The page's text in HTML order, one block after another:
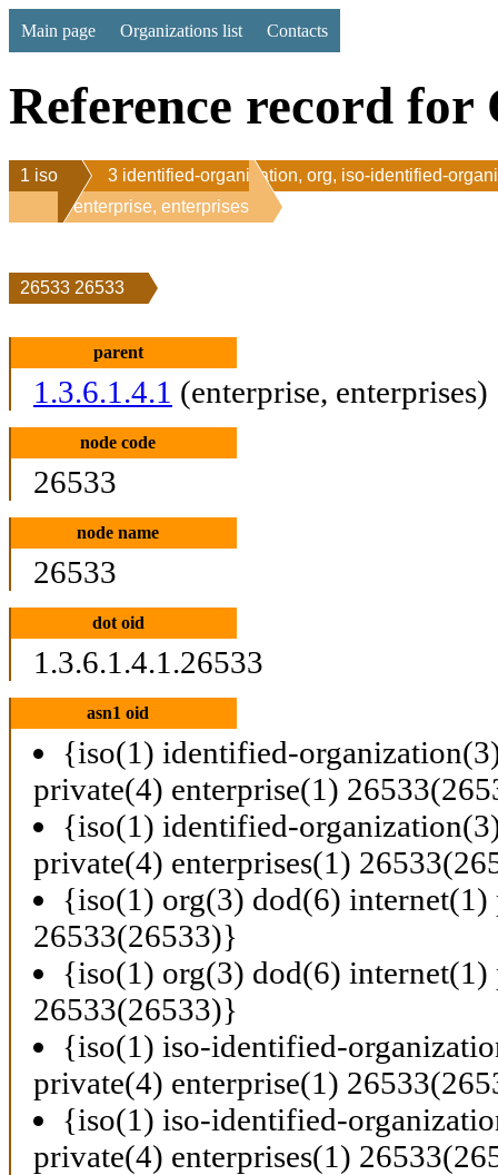
Main page Organizations list Contacts
Reference record for
1 iso
3 identified-organization, org, iso-identified-
1 enterprise, enterprises
26533 26533
parent
1.3.6.1.4.1 (enterprise, enterprises)
node code
26533
node name
26533
dot oid
1.3.6.1.4.1.26533
asn1 oid
{iso(1) identified-
private(4) enterprise(1)
{iso(1) identified-
private(4) enterprises(1)
{iso(1) org(3) dod(6) internet(1)
26533(26533)}
{iso(1) org(3) dod(6) internet(1)
26533(26533)}
{iso(1) iso-identified-
private(4) enterprise(1)
{iso(1) iso-identified-
private(4) enterprises(1)